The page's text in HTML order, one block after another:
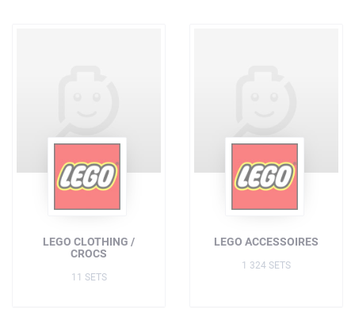
LEGO CLOTHING /
CROCS
11 SETS
LEGO ACCESSOIRES
1 324 SETS